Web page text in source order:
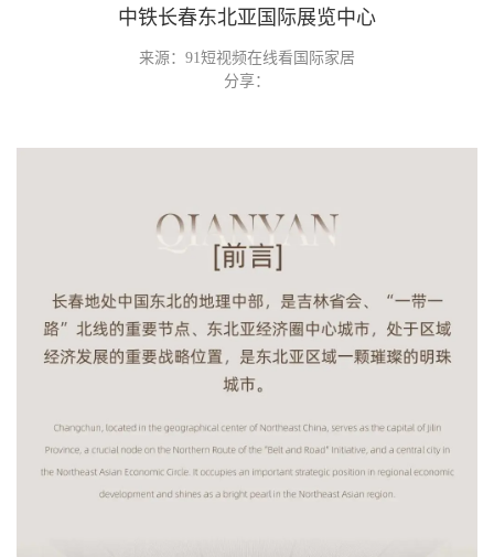
中铁长春东北亚国际展览中心
来源：91短视频在线看国际家居
分享：